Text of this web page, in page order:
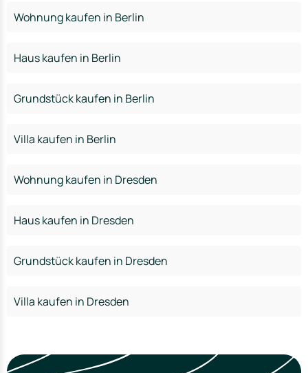
Wohnung kaufen in Berlin
Haus kaufen in Berlin
Grundstück kaufen in Berlin
Villa kaufen in Berlin
Wohnung kaufen in Dresden
Haus kaufen in Dresden
Grundstück kaufen in Dresden
Villa kaufen in Dresden